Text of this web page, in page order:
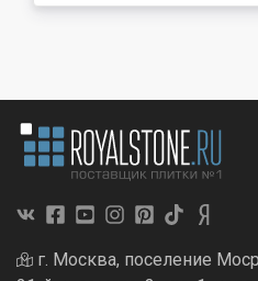
г. Москва, поселение